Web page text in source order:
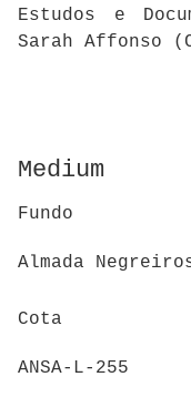
Estudos e
Sarah Affonso
Medium
Fundo
Almada
Cota
ANSA-L-255